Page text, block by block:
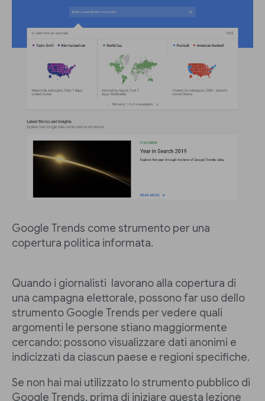
Google Trends come strumento per una
copertura politica informata.
Quando i giornalisti lavorano alla copertura di
una campagna elettorale, possono far uso dello
strumento Google Trends per vedere quali
argomenti le persone stiano maggiormente
cercando: possono visualizzare dati anonimi e
indicizzati da ciascun paese e regioni specifiche.
Se non hai mai utilizzato lo strumento pubblico di
Google Trends, prima di iniziare questa lezione